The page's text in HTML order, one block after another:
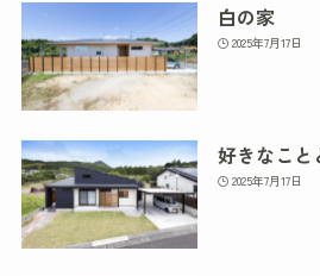
白の家
2025年7月17日
好きなこと
2025年7月17日